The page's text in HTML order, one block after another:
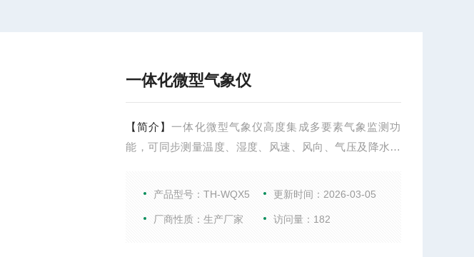
一体化微型气象仪
【简介】一体化微型气象仪高度集成多要素气象监测功
能，可同步测量温度、湿度、风速、风向、气压及降水等
尘特性，适应户外长期部署。内置智能算法实现数据自动
远程管理，用户可通过移动终端实时查看气象信息，广泛
产品型号：TH-WQX5 更新时间：2026-03-05
厂商性质：生产厂家 访问量：182